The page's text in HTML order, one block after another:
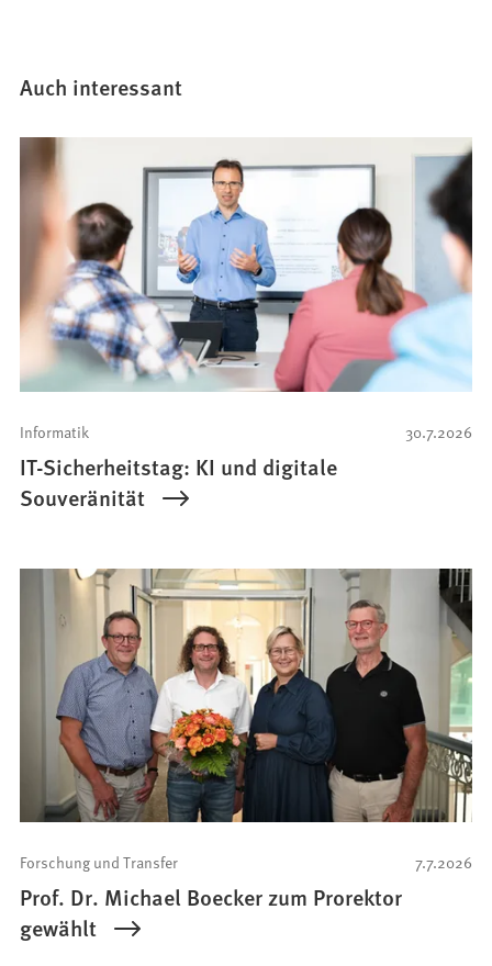
Auch interessant
30.7.2026
Informatik
IT-Sicherheitstag: KI und digitale
Souveränität
7.7.2026
Forschung und Transfer
Prof. Dr. Michael Boecker zum Prorektor
gewählt